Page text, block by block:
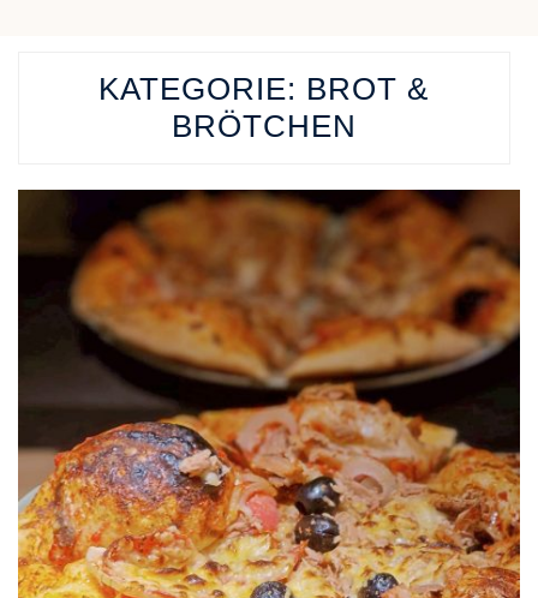
KATEGORIE: BROT &
BRÖTCHEN